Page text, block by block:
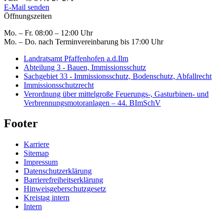
E-Mail senden
Öffnungszeiten
Mo. – Fr. 08:00 – 12:00 Uhr
Mo. – Do. nach Terminvereinbarung bis 17:00 Uhr
Landratsamt Pfaffenhofen a.d.Ilm
Abteilung 3 - Bauen, Immissionsschutz
Sachgebiet 33 - Immissionsschutz, Bodenschutz, Abfallrecht
Immissionsschutzrecht
Verordnung über mittelgroße Feuerungs-, Gasturbinen- und
Verbrennungsmotoranlagen – 44. BImSchV
Footer
Karriere
Sitemap
Impressum
Datenschutzerklärung
Barrierefreiheitserklärung
Hinweisgeberschutzgesetz
Kreistag intern
Intern